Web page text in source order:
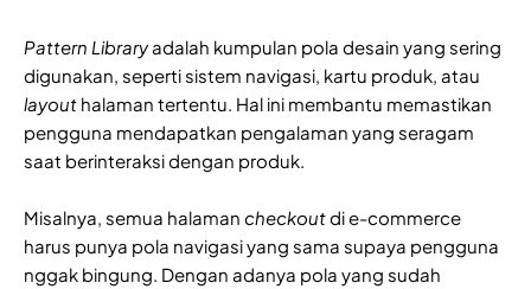
Pattern Libraryadalah kumpulan pola desain yang sering
digunakan, seperti sistem navigasi, kartu produk, atau
layout halaman tertentu. Hal ini membantu memastikan
pengguna mendapatkan pengalaman yang seragam
saat berinteraksi dengan produk.
Misalnya, semua halaman checkoutdi e-commerce
harus punya pola navigasi yang sama supaya pengguna
nggak bingung. Dengan adanya pola yang sudah